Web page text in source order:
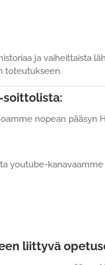
ja vaiheittaista
toteutukseen.
soittolista:
nopean pääsyn
youtube-
liittyvä